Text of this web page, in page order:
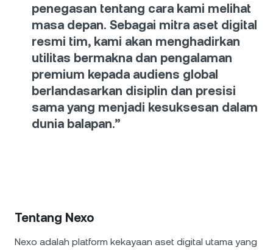
penegasan tentang cara kami melihat
masa depan. Sebagai mitra aset digital
resmi tim, kami akan menghadirkan
utilitas bermakna dan pengalaman
premium kepada audiens global
berlandasarkan disiplin dan presisi
sama yang menjadi kesuksesan dalam
dunia balapan.”
Tentang Nexo
Nexo adalah platform kekayaan aset digital utama yang